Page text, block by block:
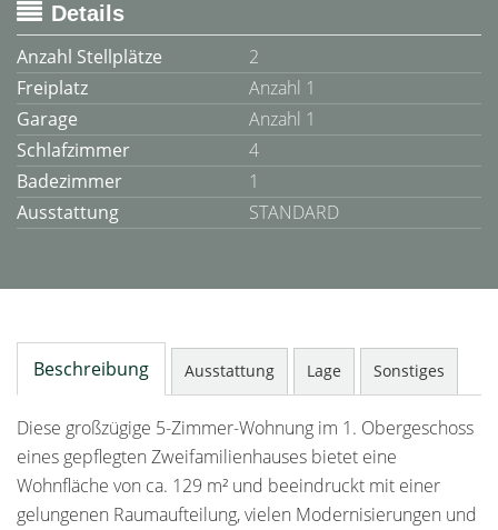
Details
Anzahl Stellplätze
2
Freiplatz
Anzahl 1
Garage
Anzahl 1
Schlafzimmer
4
Badezimmer
1
Ausstattung
STANDARD
Beschreibung Ausstattung Lage Sonstiges
Diese großzügige 5-Zimmer-Wohnung im 1. Obergeschoss
eines gepflegten Zweifamilienhauses bietet eine
Wohnfläche von ca. 129 m² und beeindruckt mit einer
gelungenen Raumaufteilung, vielen Modernisierungen und